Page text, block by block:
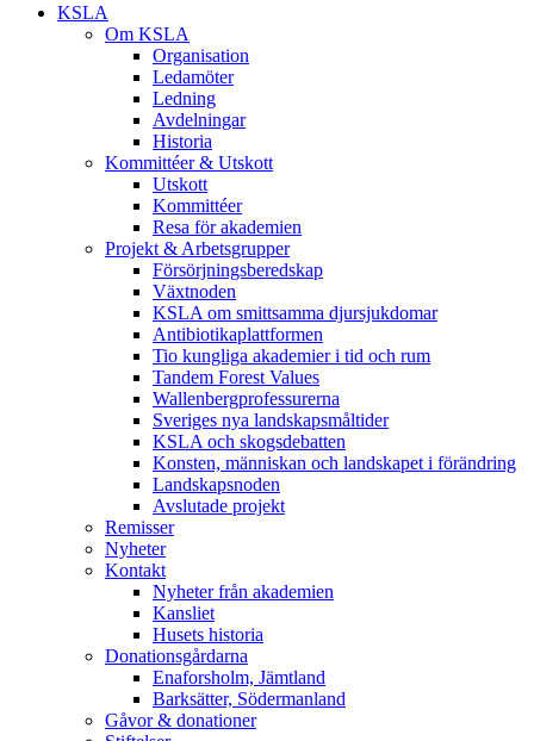
KSLA
Om KSLA
Organisation
Ledamöter
Ledning
Avdelningar
Historia
Kommittéer & Utskott
Utskott
Kommittéer
Resa för akademien
Projekt & Arbetsgrupper
Försörjningsberedskap
Växtnoden
KSLA om smittsamma djursjukdomar
Antibiotikaplattformen
Tio kungliga akademier i tid och rum
Tandem Forest Values
Wallenbergprofessurerna
Sveriges nya landskapsmåltider
KSLA och skogsdebatten
Konsten, människan och landskapet i förändring
Landskapsnoden
Avslutade projekt
Remisser
Nyheter
Kontakt
Nyheter från akademien
Kansliet
Husets historia
Donationsgårdarna
Enaforsholm, Jämtland
Barksätter, Södermanland
Gåvor & donationer